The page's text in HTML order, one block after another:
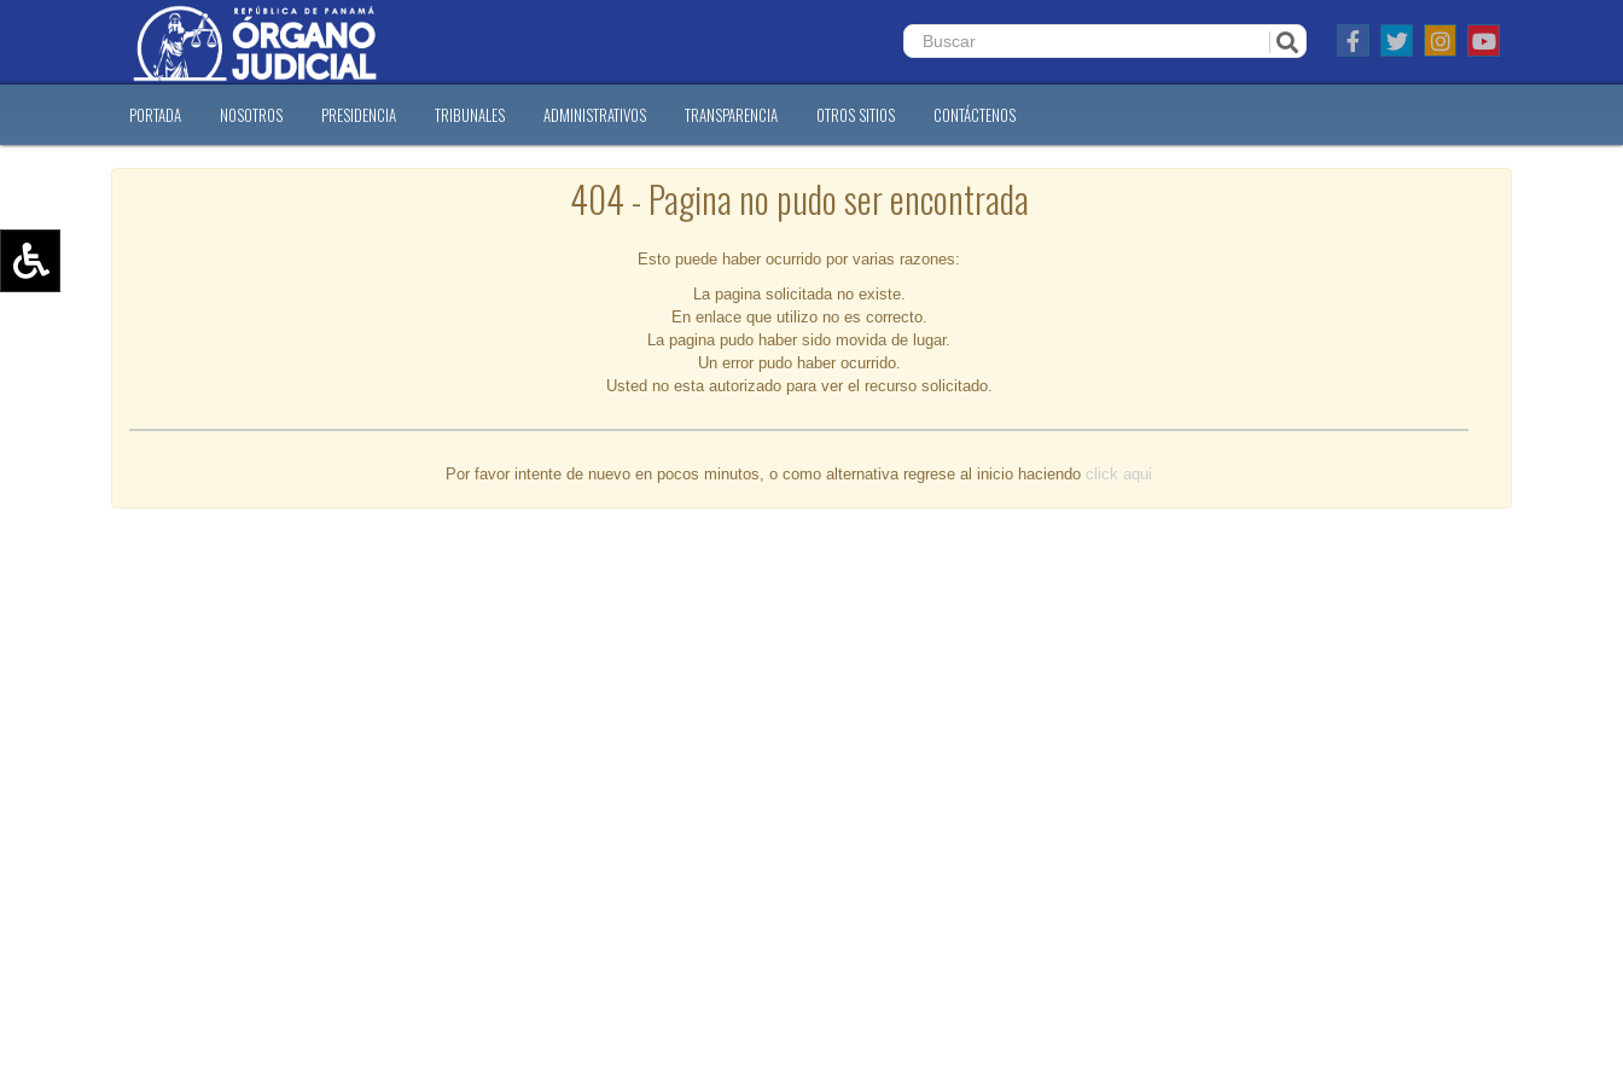
Aumentar texto (+)
Escala de grises
PORTADA NOSOTROS PRESIDENCIA TRIBUNALES ADMINISTRATIVOS TRANSPARENCIA OTROS SITIOS CONTÁCTENOS
404 - Pagina no pudo ser encontrada
Esto puede haber ocurrido por varias razones:
La pagina solicitada no existe.
En enlace que utilizo no es correcto.
La pagina pudo haber sido movida de lugar.
Un error pudo haber ocurrido.
Usted no esta autorizado para ver el recurso solicitado.
Por favor intente de nuevo en pocos minutos, o como alternativa regrese al inicio haciendo click aqui